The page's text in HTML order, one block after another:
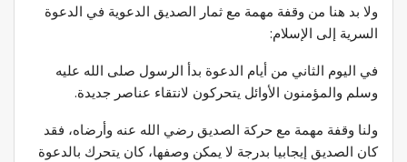
ولا بد هنا من وقفة مهمة مع ثمار الصديق الدعوية في الدعوة
السرية إلى الإسلام:
في اليوم الثاني من أيام الدعوة بدأ الرسول صلى الله عليه
وسلم والمؤمنون الأوائل يتحركون لانتقاء عناصر جديدة.
ولنا وقفة مهمة مع حركة الصديق رضي الله عنه وأرضاه، فقد
كان الصديق إيجابيا بدرجة لا يمكن وصفها، كان يتحرك بالدعوة